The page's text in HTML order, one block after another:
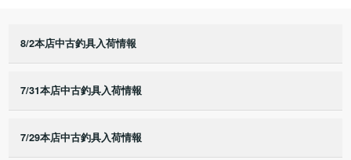
8/2本店中古釣具入荷情報
7/31本店中古釣具入荷情報
7/29本店中古釣具入荷情報